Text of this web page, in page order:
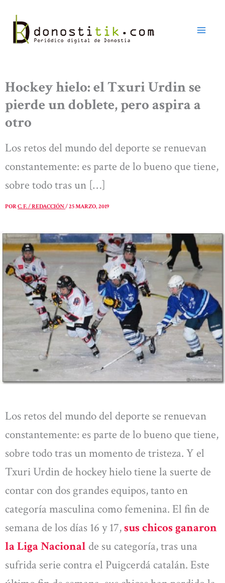
contenido
Hockey hielo: el Txuri Urdin se
pierde un doblete, pero aspira a
otro
Los retos del mundo del deporte se renuevan
constantemente: es parte de lo bueno que tiene,
sobre todo tras un […]
PORC. F. / REDACCIÓN/25 MARZO, 2019
Los retos del mundo del deporte se renuevan
constantemente: es parte de lo bueno que tiene,
sobre todo tras un momento de tristeza. Y el
Txuri Urdin de hockey hielo tiene la suerte de
contar con dos grandes equipos, tanto en
categoría masculina como femenina. El fin de
semana de los días 16 y 17,sus chicos ganaron
la Liga Nacional de su categoría, tras una
sufrida serie contra el Puigcerdá catalán. Este